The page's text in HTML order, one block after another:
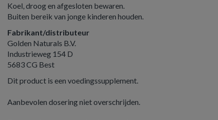
Koel, droog en afgesloten bewaren.
Buiten bereik van jonge kinderen houden.
Fabrikant/distributeur
Golden Naturals B.V.
Industrieweg 154 D
5683 CG Best
Dit product is een voedingssupplement.
Aanbevolen dosering niet overschrijden.